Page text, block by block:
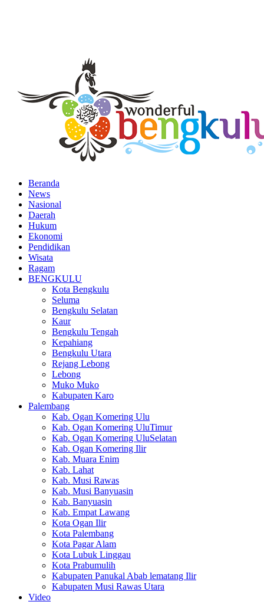
Main
navigation
Beranda
News
Nasional
Daerah
Hukum
Ekonomi
Pendidikan
Wisata
Ragam
BENGKULU
Kota Bengkulu
Seluma
Bengkulu Selatan
Kaur
Bengkulu Tengah
Kepahiang
Bengkulu Utara
Rejang Lebong
Lebong
Muko Muko
Kabupaten Karo
Palembang
Kab. Ogan Komering Ulu
Kab. Ogan Komering UluTimur
Kab. Ogan Komering UluSelatan
Kab. Ogan Komering Ilir
Kab. Muara Enim
Kab. Lahat
Kab. Musi Rawas
Kab. Musi Banyuasin
Kab. Banyuasin
Kab. Empat Lawang
Kota Ogan Ilir
Kota Palembang
Kota Pagar Alam
Kota Lubuk Linggau
Kota Prabumulih
Kabupaten Panukal Abab lematang Ilir
Kabupaten Musi Rawas Utara
Video